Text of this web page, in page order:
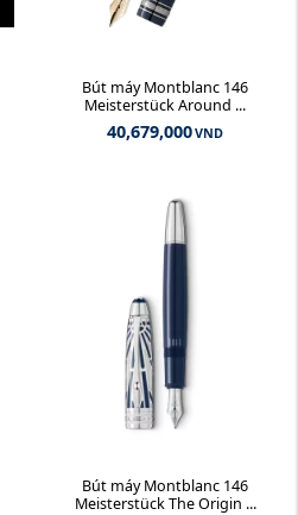
Bút máy Montblanc 146
Meisterstück Around ...
40,679,000VND
Bút máy Montblanc 146
Meisterstück The Origin ...